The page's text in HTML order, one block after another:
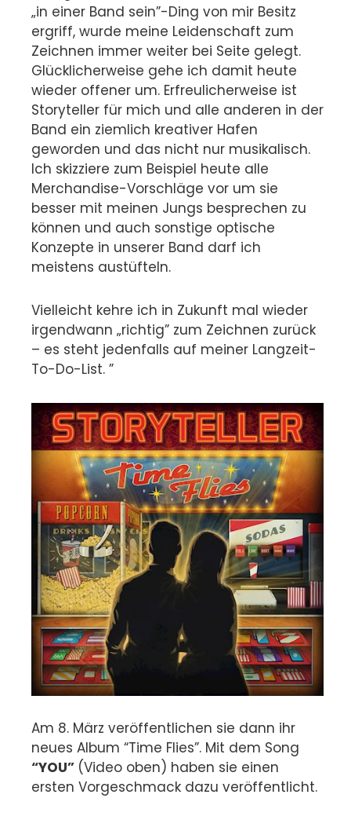
„in einer Band sein”-Ding von mir Besitz
ergriff, wurde meine Leidenschaft zum
Zeichnen immer weiter bei Seite gelegt.
Glücklicherweise gehe ich damit heute
wieder offener um. Erfreulicherweise ist
Storyteller für mich und alle anderen in der
Band ein ziemlich kreativer Hafen
geworden und das nicht nur musikalisch.
Ich skizziere zum Beispiel heute alle
Merchandise-Vorschläge vor um sie
besser mit meinen Jungs besprechen zu
können und auch sonstige optische
Konzepte in unserer Band darf ich
meistens austüfteln.
Vielleicht kehre ich in Zukunft mal wieder
irgendwann „richtig” zum Zeichnen zurück
– es steht jedenfalls auf meiner Langzeit-
To-Do-List. ”
Am 8. März veröffentlichen sie dann ihr
neues Album “Time Flies”. Mit dem Song
“YOU” (Video oben) haben sie einen
ersten Vorgeschmack dazu veröffentlicht.